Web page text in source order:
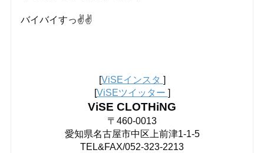
バイバイすっ✌️✌️
[ViSEインスタ ]
[ViSEツイッター ]
ViSE CLOTHiNG
〒460-0013
愛知県名古屋市中区上前津1-1-5
TEL&FAX/052-323-2213